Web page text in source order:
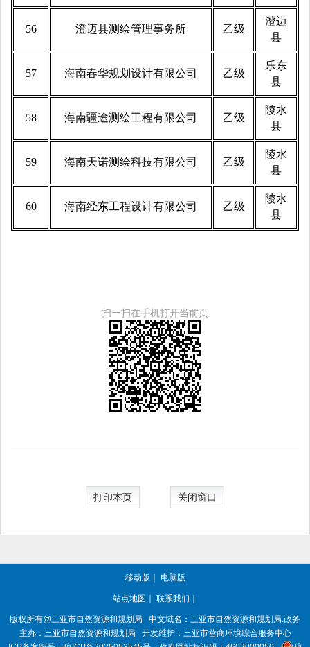
56 澄迈县测绘管理事务所 乙级
澄迈
县
57 海南春华规划设计有限公司 乙级
乐东
县
58 海南疆途测绘工程有限公司 乙级
陵水
县
59 海南天诺测绘科技有限公司 乙级
陵水
县
60 海南经东工程设计有限公司 乙级
陵水
县
扫一扫在手机打开当前页
打印本页 关闭窗口
移动版 电脑版
站点地图 联系我们
版权所有@三亚市自然资源和规划局
中文域名：三亚市自然资源和规划局.政务
主办：三亚市自然资源和规划局
开发维护：三亚市营商环境综合服务中心